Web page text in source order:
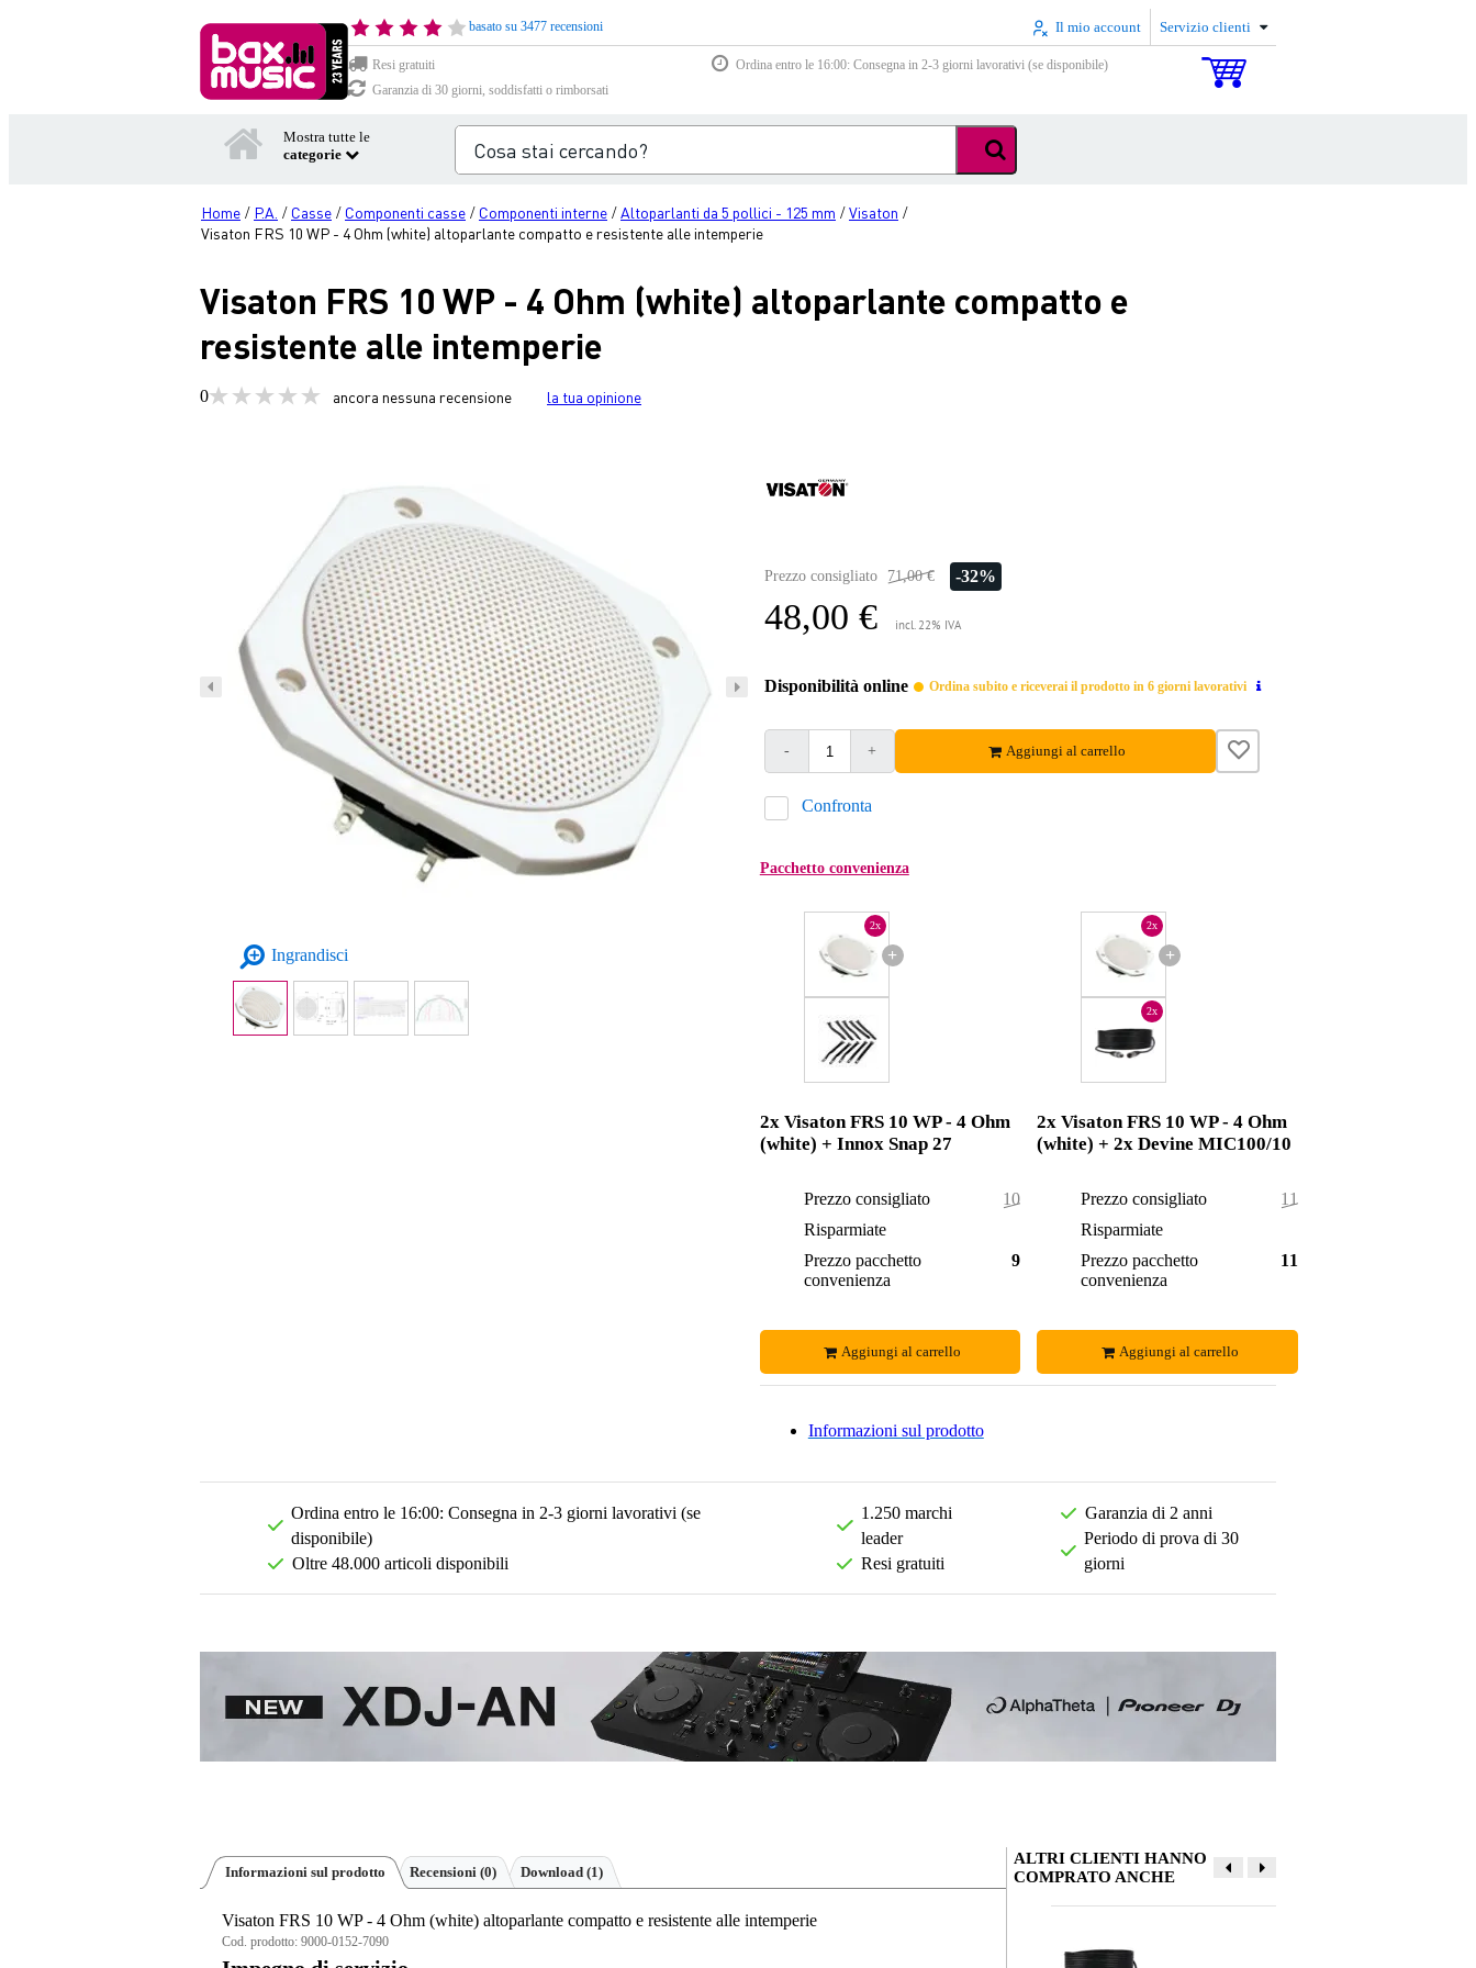
basato su 3477 recensioni Il mio account Servizio clienti
Resi gratuiti
Ordina entro le 16:00: Consegna in 2-3 giorni lavorativi (se disponibile)
Garanzia di 30 giorni, soddisfatti o rimborsati
Mostra tutte le
categorie
Home / P.A. / Casse / Componenti casse / Componenti interne /Altoparlanti da 5 pollici - 125 mm /Visaton /
Visaton FRS 10 WP - 4 Ohm (white) altoparlante compatto e resistente alle intemperie
Visaton FRS 10 WP - 4 Ohm (white) altoparlante compatto e
resistente alle intemperie
0 ancora nessuna recensione la tua opinione
Ingrandisci
Prezzo consigliato 71,00 € -32%
48,00 € incl. 22% IVA
Disponibilità online Ordina subito e riceverai il prodotto in 6 giorni lavorativi
- + Aggiungi al carrello
Confronta
Pacchetto convenienza
+
2x
2x Visaton FRS 10 WP - 4 Ohm
(white) + Innox Snap 27
Prezzo consigliato
101,50 €
Risparmiate
Prezzo pacchetto
convenienza
98,00 €
Aggiungi al carrello
+
2x
2x
2x Visaton FRS 10 WP - 4 Ohm
(white) + 2x Devine MIC100/10
Prezzo consigliato
115,90 €
Risparmiate
Prezzo pacchetto
convenienza
111,00 €
Aggiungi al carrello
Informazioni sul prodotto
Ordina entro le 16:00: Consegna in 2-3 giorni lavorativi (se
disponibile)
Oltre 48.000 articoli disponibili
1.250 marchi
leader
Resi gratuiti
Garanzia di 2 anni
Periodo di prova di 30
giorni
Informazioni sul prodotto Recensioni (0) Download (1)
Visaton FRS 10 WP - 4 Ohm (white) altoparlante compatto e resistente alle intemperie
Cod. prodotto: 9000-0152-7090
ALTRI CLIENTI HANNO
COMPRATO ANCHE